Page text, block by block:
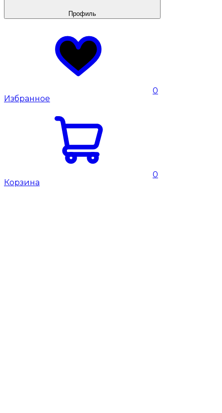
Профиль
0
Избранное
0
Корзина